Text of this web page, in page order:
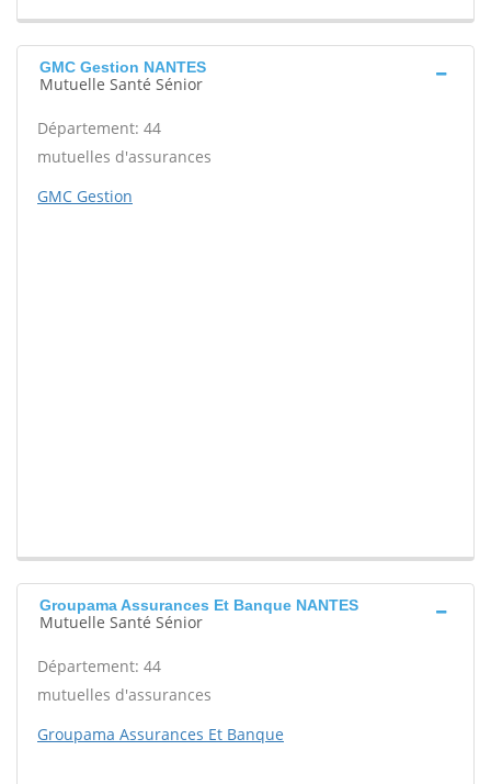
GMC Gestion NANTES
Mutuelle Santé Sénior
Département: 44
mutuelles d'assurances
GMC Gestion
Groupama Assurances Et Banque NANTES
Mutuelle Santé Sénior
Département: 44
mutuelles d'assurances
Groupama Assurances Et Banque